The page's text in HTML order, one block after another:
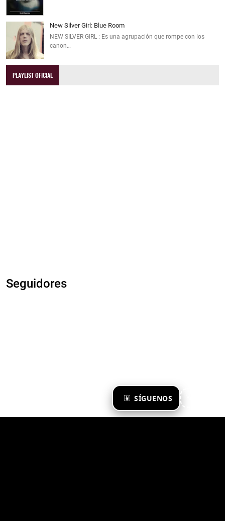
SÍGUENOS
New Silver Girl: Blue Room
NEW SILVER GIRL : Es una agrupación que rompe con los
canon…
PLAYLIST OFICIAL
Seguidores